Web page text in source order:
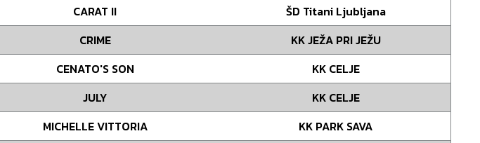
CARAT II
ŠD Titani Ljubljana
CRIME
KK JEŽA PRI JEŽU
CENATO'S SON
KK CELJE
JULY
KK CELJE
MICHELLE VITTORIA
KK PARK SAVA